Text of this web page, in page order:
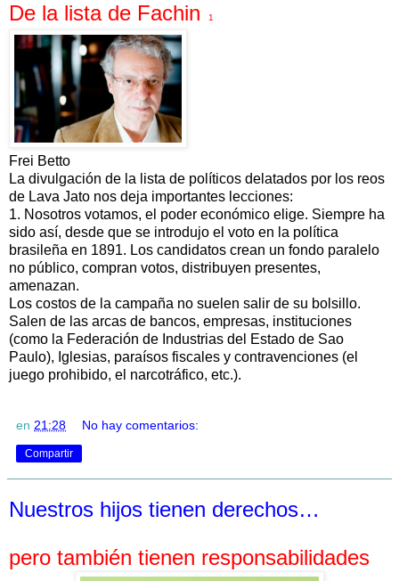
De la lista de Fachin 1
Frei Betto
La divulgación de la lista de políticos delatados por los reos
de Lava Jato nos deja importantes lecciones:
1. Nosotros votamos, el poder económico elige. Siempre ha
sido así, desde que se introdujo el voto en la política
brasileña en 1891. Los candidatos crean un fondo paralelo
no público, compran votos, distribuyen presentes,
amenazan.
Los costos de la campaña no suelen salir de su bolsillo.
Salen de las arcas de bancos, empresas, instituciones
(como la Federación de Industrias del Estado de Sao
Paulo), Iglesias, paraísos fiscales y contravenciones (el
juego prohibido, el narcotráfico, etc.).
en 21:28 No hay comentarios:
Compartir
Nuestros hijos tienen derechos…
pero también tienen responsabilidades